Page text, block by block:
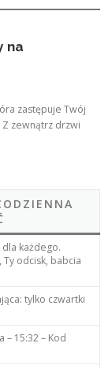
na
zastępuje Twój
zewnątrz drzwi
każdego.
Ty odcisk, babcia
tylko czwartki
– 15:32 – Kod